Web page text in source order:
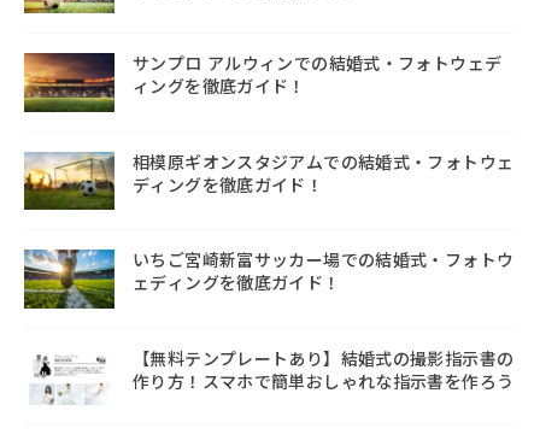
サンプロ アルウィンでの結婚式・フォトウェデ
ィングを徹底ガイド！
相模原ギオンスタジアムでの結婚式・フォトウェ
ディングを徹底ガイド！
いちご宮崎新富サッカー場での結婚式・フォトウ
ェディングを徹底ガイド！
【無料テンプレートあり】結婚式の撮影指示書の
作り方！スマホで簡単おしゃれな指示書を作ろう